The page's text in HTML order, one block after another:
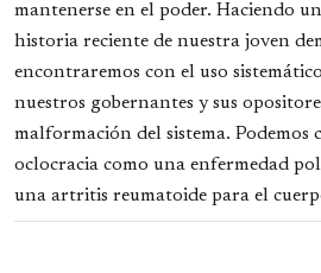
mantenerse en el poder. Haciendo
historia reciente de nuestra joven
encontraremos con el uso
nuestros gobernantes y sus
malformación del sistema. Podemos
oclocracia como una enfermedad
una artritis reumatoide para el